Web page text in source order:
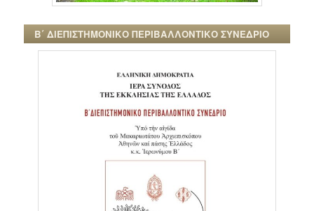
Β΄ ΔΙΕΠΙΣΤΗΜΟΝΙΚΟ ΠΕΡΙΒΑΛΛΟΝΤΙΚΟ ΣΥΝΕΔΡΙΟ